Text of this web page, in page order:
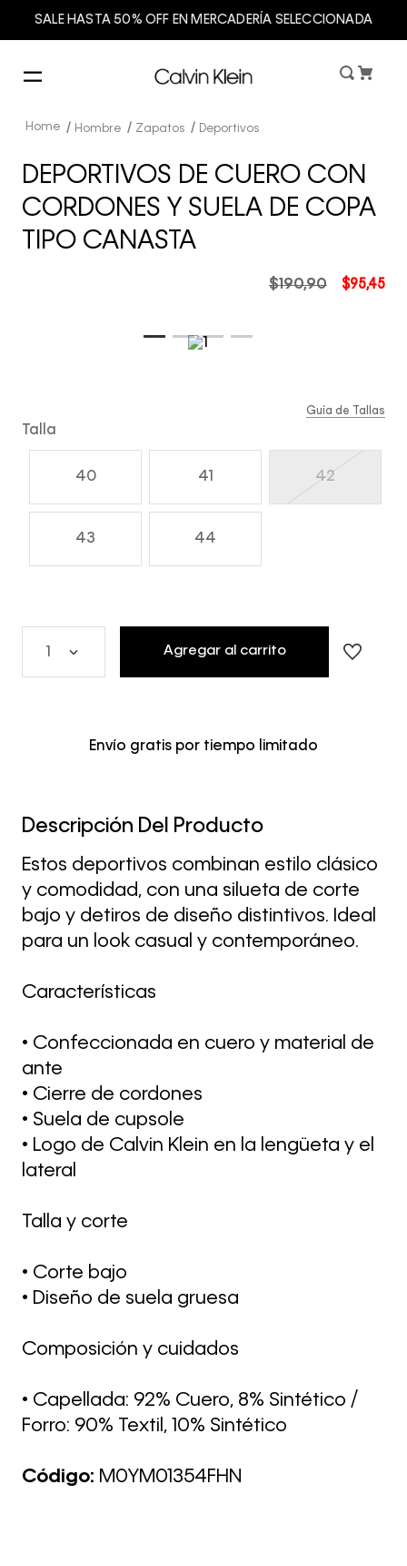
SALE HASTA 50% OFF EN MERCADERÍA SELECCIONADA
Hombre Zapatos Deportivos
DEPORTIVOS DE CUERO CON
CORDONES Y SUELA DE COPA
TIPO CANASTA
$95,45
$190,90
Talla
40 41 42
43 44
Guía de Tallas
Agregar al carrito
Envío gratis por tiempo limitado
Descripción Del Producto
Estos deportivos combinan estilo clásico
y comodidad, con una silueta de corte
bajo y detiros de diseño distintivos. Ideal
para un look casual y contemporáneo.
Características
• Confeccionada en cuero y material de
ante
• Cierre de cordones
• Suela de cupsole
• Logo de Calvin Klein en la lengüeta y el
lateral
Talla y corte
• Corte bajo
• Diseño de suela gruesa
Composición y cuidados
• Capellada: 92% Cuero, 8% Sintético /
Forro: 90% Textil, 10% Sintético
Código: M0YM01354FHN